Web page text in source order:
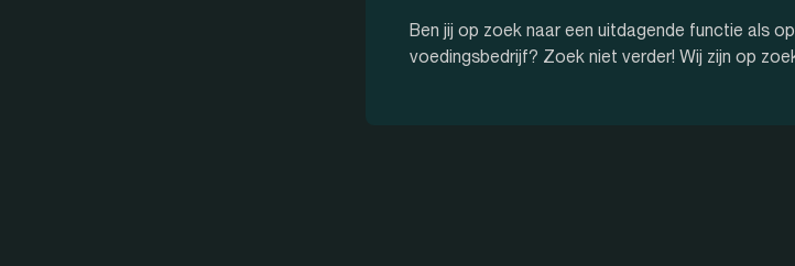
Ben jij op zoek naar een uitdagende functie als
voedingsbedrijf? Zoek niet verder! Wij zijn op